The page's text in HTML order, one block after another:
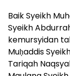
Baik Syeikh
Syeikh
kemursyidan
Muḥaddis
Tariqah